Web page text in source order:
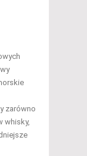
zarówno
whisky,